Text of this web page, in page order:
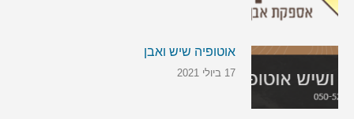
אוטופיה שיש ואבן
17 ביולי 2021